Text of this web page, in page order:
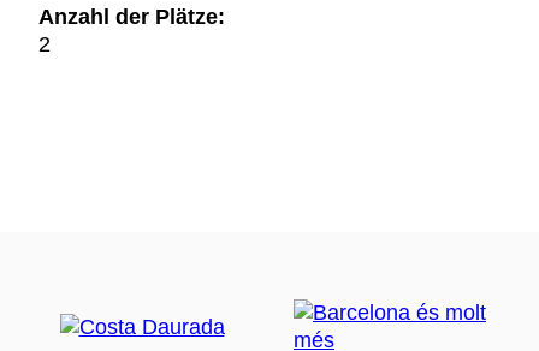
Anzahl der Plätze:
2